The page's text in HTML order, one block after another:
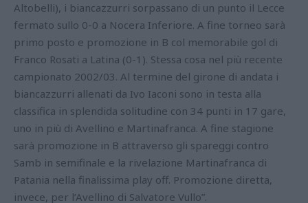
Altobelli), i biancazzurri sorpassano di un punto il Lecce
fermato sullo 0-0 a Nocera Inferiore. A fine torneo sarà
primo posto e promozione in B col memorabile gol di
Franco Rosati a Latina (0-1). Stessa cosa nel più recente
campionato 2002/03. Al termine del girone di andata i
biancazzurri allenati da Ivo Iaconi sono in testa alla
classifica in splendida solitudine con 34 punti in 17 gare,
uno in più di Avellino e Martinafranca. A fine stagione
sarà promozione in B attraverso gli spareggi contro
Samb in semifinale e la rivelazione Martinafranca di
Patania nella finalissima play off. Promozione diretta,
invece, per l’Avellino di Salvatore Vullo”.